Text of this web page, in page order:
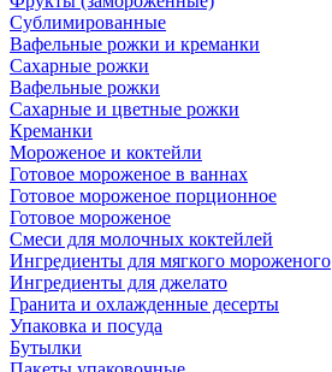
Сублимированные
Вафельные рожки и креманки
Сахарные рожки
Вафельные рожки
Сахарные и цветные рожки
Креманки
Мороженое и коктейли
Готовое мороженое в ваннах
Готовое мороженое порционное
Готовое мороженое
Смеси для молочных коктейлей
Ингредиенты для мягкого мороженого
Ингредиенты для джелато
Гранита и охлажденные десерты
Упаковка и посуда
Бутылки